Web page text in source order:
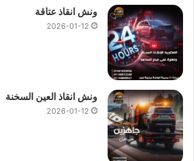
ونش انقاذ عتاقة
2026-01-12
ونش انقاذ العين السخنة
2026-01-12